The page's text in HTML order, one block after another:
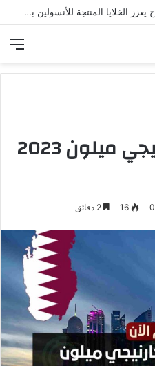
أمل جديد لمرضى السكري.. علاج يعزز الخلايا المنتجة للأنسولين بنسبة 700%
منحة جامعة كارنيجي ميلون 2023
0
16